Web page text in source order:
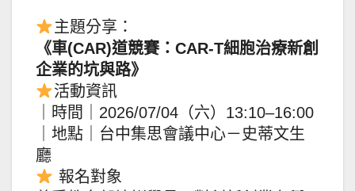
主題分享：
《車(CAR)道競賽：CAR-T細胞治療新創
企業的坑與路》
活動資訊
｜時間｜2026/07/04（六）13:10–16:00
｜地點｜台中集思會議中心－史蒂文生
廳
報名對象